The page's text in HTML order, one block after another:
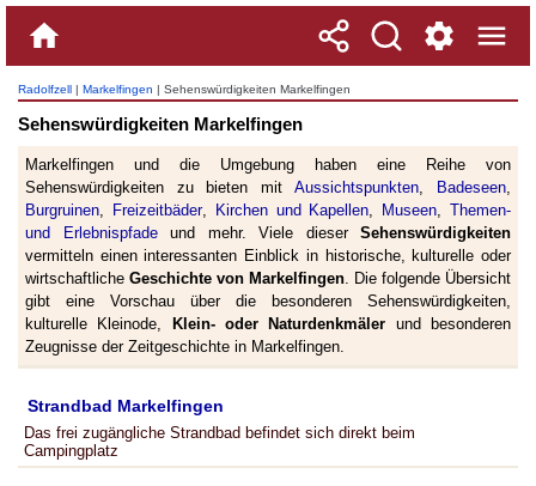
Radolfzell | Markelfingen | Sehenswürdigkeiten Markelfingen
Sehenswürdigkeiten Markelfingen
Markelfingen und die Umgebung haben eine Reihe von
Sehenswürdigkeiten zu bieten mitAussichtspunkten, Badeseen,
Burgruinen, Freizeitbäder, Kirchen und Kapellen, Museen,Themen-
und Erlebnispfadeund mehr. Viele dieser Sehenswürdigkeiten
vermitteln einen interessanten Einblick in historische, kulturelle oder
wirtschaftliche Geschichte von Markelfingen. Die folgende Übersicht
gibt eine Vorschau über die besonderen Sehenswürdigkeiten,
kulturelle Kleinode,
Klein- oder Naturdenkmäler und besonderen
Zeugnisse der Zeitgeschichte in Markelfingen.
Strandbad Markelfingen
Das frei zugängliche Strandbad befindet sich direkt beim
Campingplatz